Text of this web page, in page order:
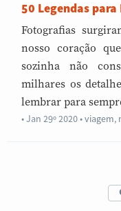
50 Legendas
Fotografias
nosso coração
sozinha não
milhares os
lembrar para
Jan 29º 2020•viagem,